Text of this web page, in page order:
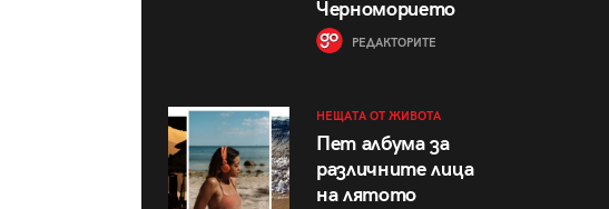
Черноморието
РЕДАКТОРИТЕ
НЕЩАТА ОТ ЖИВОТА
Пет албума за
различните лица
на лятото